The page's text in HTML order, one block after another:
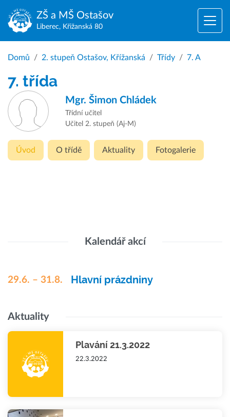
ZŠ a MŠ Ostašov
Liberec, Křižanská 80
Domů 2. stupeň Ostašov, Křížanská Třídy 7. A
7. třída
Mgr. Šimon Chládek
Třídní učitel
Učitel 2. stupeň (Aj-M)
Úvod O třídě Aktuality Fotogalerie
Kalendář akcí
29.6. – 31.8. Hlavní prázdniny
Aktuality
Plavání 21.3.2022
22.3.2022